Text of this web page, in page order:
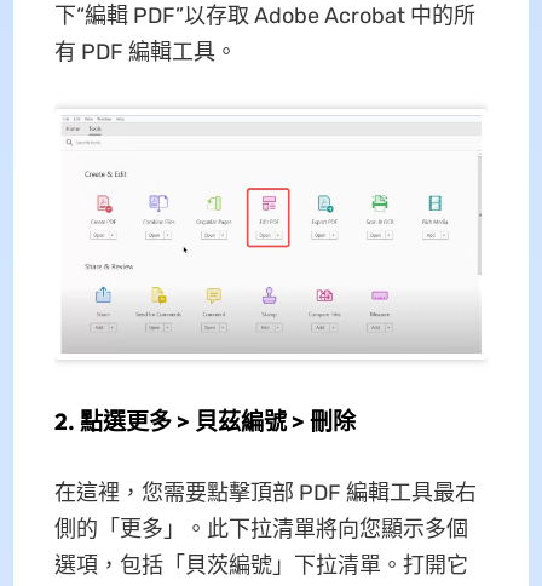
下“編輯 PDF”以存取 Adob​​e Acrobat 中的所
有 PDF 編輯工具。
2. 點選更多 > 貝茲編號 > 刪除
在這裡，您需要點擊頂部 PDF 編輯工具最右
側的「更多」。此下拉清單將向您顯示多個
選項，包括「貝茨編號」下拉清單。打開它